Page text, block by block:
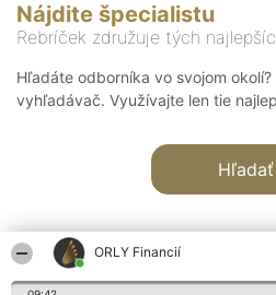
ORLY Financií
Nájdite špecialistu
Rebríček združuje tých
Hľadáte odborníka vo svojom
vyhľadávač. Využívajte len tie
Hľadať